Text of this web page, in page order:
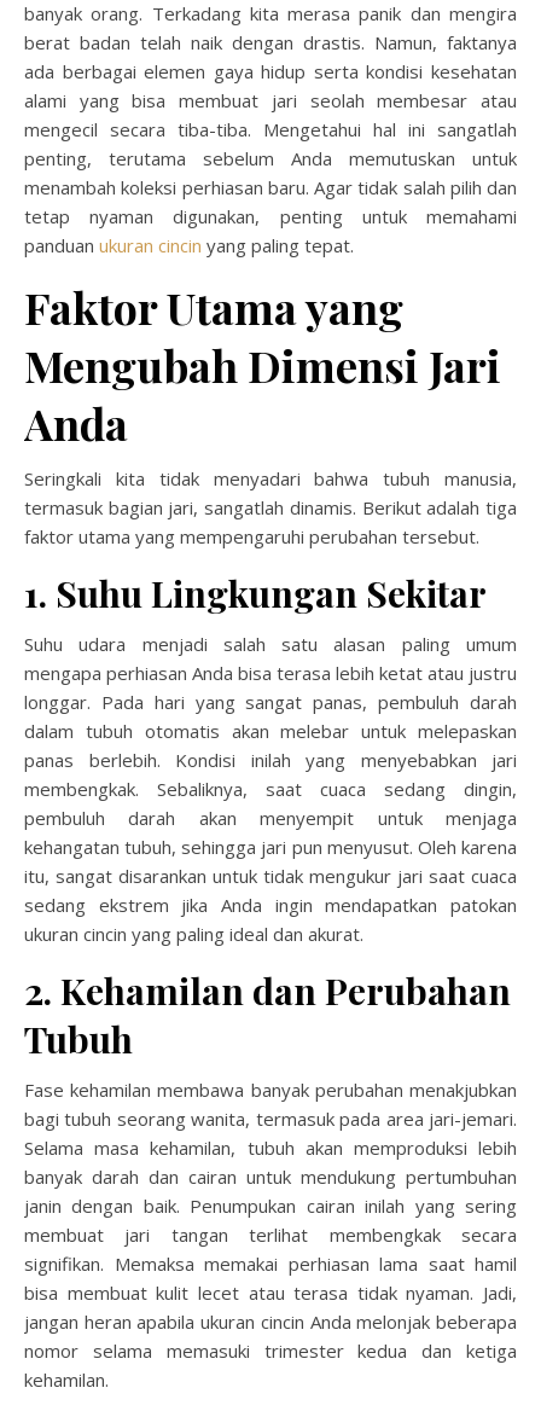
banyak orang. Terkadang kita merasa panik dan mengira
berat badan telah naik dengan drastis. Namun, faktanya
ada berbagai elemen gaya hidup serta kondisi kesehatan
alami yang bisa membuat jari seolah membesar atau
mengecil secara tiba-tiba. Mengetahui hal ini sangatlah
penting, terutama sebelum Anda memutuskan untuk
menambah koleksi perhiasan baru. Agar tidak salah pilih dan
tetap nyaman digunakan, penting untuk memahami
panduan ukuran cincin yang paling tepat.
Faktor Utama yang
Mengubah Dimensi Jari
Anda
Seringkali kita tidak menyadari bahwa tubuh manusia,
termasuk bagian jari, sangatlah dinamis. Berikut adalah tiga
faktor utama yang mempengaruhi perubahan tersebut.
1. Suhu Lingkungan Sekitar
Suhu udara menjadi salah satu alasan paling umum
mengapa perhiasan Anda bisa terasa lebih ketat atau justru
longgar. Pada hari yang sangat panas, pembuluh darah
dalam tubuh otomatis akan melebar untuk melepaskan
panas berlebih. Kondisi inilah yang menyebabkan jari
membengkak. Sebaliknya, saat cuaca sedang dingin,
pembuluh darah akan menyempit untuk menjaga
kehangatan tubuh, sehingga jari pun menyusut. Oleh karena
itu, sangat disarankan untuk tidak mengukur jari saat cuaca
sedang ekstrem jika Anda ingin mendapatkan patokan
ukuran cincin yang paling ideal dan akurat.
2. Kehamilan dan Perubahan
Tubuh
Fase kehamilan membawa banyak perubahan menakjubkan
bagi tubuh seorang wanita, termasuk pada area jari-jemari.
Selama masa kehamilan, tubuh akan memproduksi lebih
banyak darah dan cairan untuk mendukung pertumbuhan
janin dengan baik. Penumpukan cairan inilah yang sering
membuat jari tangan terlihat membengkak secara
signifikan. Memaksa memakai perhiasan lama saat hamil
bisa membuat kulit lecet atau terasa tidak nyaman. Jadi,
jangan heran apabila ukuran cincin Anda melonjak beberapa
nomor selama memasuki trimester kedua dan ketiga
kehamilan.